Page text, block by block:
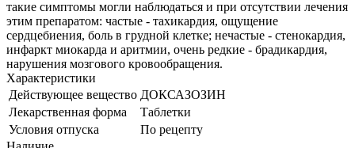
такие симптомы могли наблюдаться и при отсутствии лечения
этим препаратом: частые - тахикардия, ощущение
сердцебиения, боль в грудной клетке; нечастые - стенокардия,
инфаркт миокарда и аритмии, очень редкие - брадикардия,
нарушения мозгового кровообращения.
Характеристики
Действующее вещество ДОКСАЗОЗИН
Лекарственная форма
Таблетки
Условия отпуска
По рецепту